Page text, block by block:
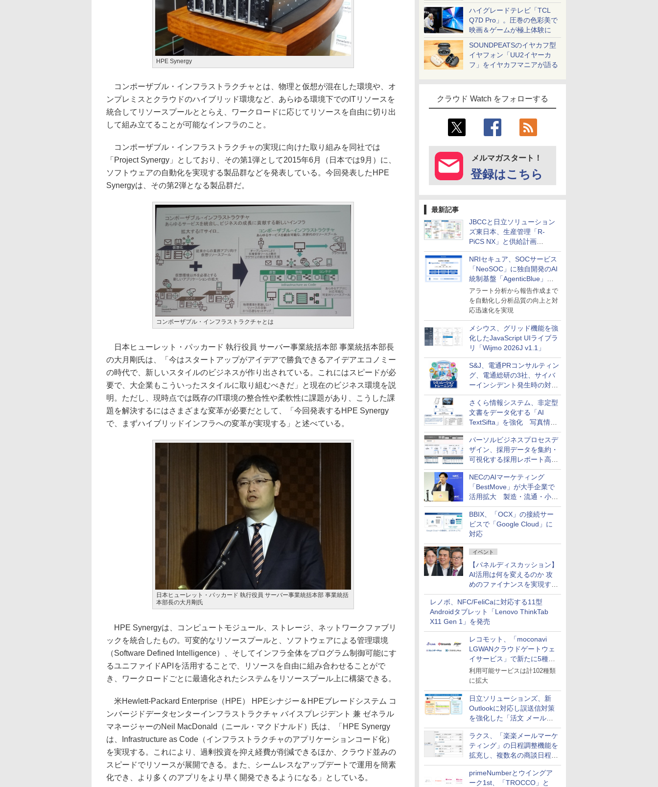
ハイグレードテレビ「TCL
Q7D Pro」。圧巻の色彩美で
映画＆ゲームが極上体験に
SOUNDPEATSのイヤカフ型
イヤフォン「UU2イヤーカ
フ」をイヤカフマニアが語る
クラウド Watch をフォローする
メルマガスタート！
登録はこちら
最新記事
JBCCと日立ソリューション
ズ東日本、生産管理「R-
PiCS NX」と供給計画
「scSQUARE ISP」の連携サ
ービスを提供開始
NRIセキュア、SOCサービス
「NeoSOC」に独自開発のAI
統制基盤「AgenticBlue」を
導入
アラート分析から報告作成まで
を自動化し分析品質の向上と対
応迅速化を実現
メシウス、グリッド機能を強
化したJavaScript UIライブラ
リ「Wijmo 2026J v1.1」
S&J、電通PRコンサルティン
グ、電通総研の3社、サイバ
ーインシデント発生時の対応
と危機管理広報を一体的に訓
練するプログラムを提供
さくら情報システム、非定型
文書をデータ化する「AI
TextSifta」を強化 写真情報
のデータ化などに対応
パーソルビジネスプロセスデ
ザイン、採用データを集約・
可視化する採用レポート高速
化サービスを提供
NECのAIマーケティング
「BestMove」が大手企業で
活用拡大 製造・流通・小売
企業・広告代理店などが実装
フェーズへ
BBIX、「OCX」の接続サー
ビスで「Google Cloud」に
対応
イベント
【パネルディスカッション】
AI活用は何を変えるのか 攻
めのファイナンスを実現する
業務設計とマインドセット変
革
レノボ、NFC/FeliCaに対応する11型
Androidタブレット「Lenovo ThinkTab
X11 Gen 1」を発売
レコモット、「moconavi
LGWANクラウドゲートウェ
イサービス」で新たに5種類
のサービスと連携開始
利用可能サービスは計102種類
に拡大
日立ソリューションズ、新
Outlookに対応し誤送信対策
を強化した「活文 メール誤
送信防止アドインサービス」
を提供
ラクス、「楽楽メールマーケ
ティング」の日程調整機能を
拡充し、複数名の商談日程調
整を効率化
primeNumberとウイングア
ーク1st、「TROCCO」と
HPE Synergy
コンポーザブル・インフラストラクチャとは、物理と仮想が混在した環境や、オ
ンプレミスとクラウドのハイブリッド環境など、あらゆる環境下でのITリソースを
統合してリソースプールととらえ、ワークロードに応じてリソースを自由に切り出
して組み立てることが可能なインフラのこと。
コンポーザブル・インフラストラクチャの実現に向けた取り組みを同社では
「Project Synergy」としており、その第1弾として2015年6月（日本では9月）に、
ソフトウェアの自動化を実現する製品群などを発表している。今回発表したHPE
Synergyは、その第2弾となる製品群だ。
コンポーザブル・インフラストラクチャとは
日本ヒューレット・パッカード 執行役員 サーバー事業統括本部 事業統括本部長
の大月剛氏は、「今はスタートアップがアイデアで勝負できるアイデアエコノミー
の時代で、新しいスタイルのビジネスが作り出されている。これにはスピードが必
要で、大企業もこういったスタイルに取り組むべきだ」と現在のビジネス環境を説
明。ただし、現時点では既存のIT環境の整合性や柔軟性に課題があり、こうした課
題を解決するにはさまざまな変革が必要だとして、「今回発表するHPE Synergy
で、まずハイブリッドインフラへの変革が実現する」と述べている。
日本ヒューレット・パッカード 執行役員 サーバー事業統括本部 事業統括
本部長の大月剛氏
HPE Synergyは、コンピュートモジュール、ストレージ、ネットワークファブリ
ックを統合したもの。可変的なリソースプールと、ソフトウェアによる管理環境
（Software Defined Intelligence）、そしてインフラ全体をプログラム制御可能にす
るユニファイドAPIを活用することで、リソースを自由に組み合わせることがで
き、ワークロードごとに最適化されたシステムをリソースプール上に構築できる。
米Hewlett-Packard Enterprise（HPE） HPEシナジー＆HPEブレードシステム コ
ンバージドデータセンターインフラストラクチャ バイスプレジデント 兼 ゼネラル
マネージャーのNeil MacDonald（ニール・マクドナルド）氏は、「HPE Synergy
は、Infrastructure as Code（インフラストラクチャのアプリケーションコード化）
を実現する。これにより、過剰投資を抑え経費が削減できるほか、クラウド並みの
スピードでリソースが展開できる。また、シームレスなアップデートで運用を簡素
化でき、より多くのアプリをより早く開発できるようになる」としている。